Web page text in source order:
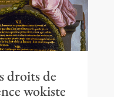
droits de
wokiste